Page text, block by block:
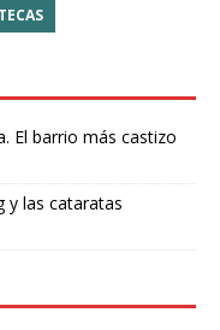
El barrio más castizo
y las cataratas